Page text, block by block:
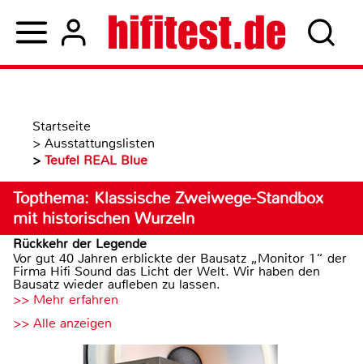
Startseite
> Ausstattungslisten
> Teufel REAL Blue
Topthema: Klassische Zweiwege-Standbox
mit historischen Wurzeln
Rückkehr der Legende
Vor gut 40 Jahren erblickte der Bausatz „Monitor 1“ der
Firma Hifi Sound das Licht der Welt. Wir haben den
Bausatz wieder aufleben zu lassen.
>> Mehr erfahren
>> Alle anzeigen